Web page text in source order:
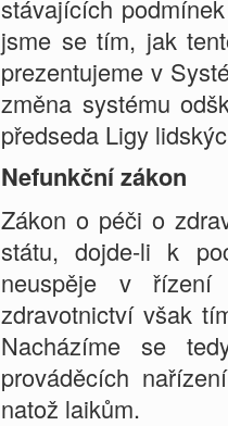
stávajících
jsme se tím, jak
prezentujeme v
změna systému
předseda Ligy
Nefunkční zákon
Zákon o péči o
státu, dojde-li k
neuspěje v řízení
zdravotnictví však
Nacházíme se
prováděcích
natož laikům.